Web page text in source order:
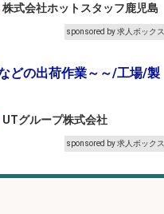
株式会社ホットスタッフ鹿児島
sponsored by 求人ボックス
どの出荷作業～～/工場/製
UTグループ株式会社
sponsored by 求人ボックス